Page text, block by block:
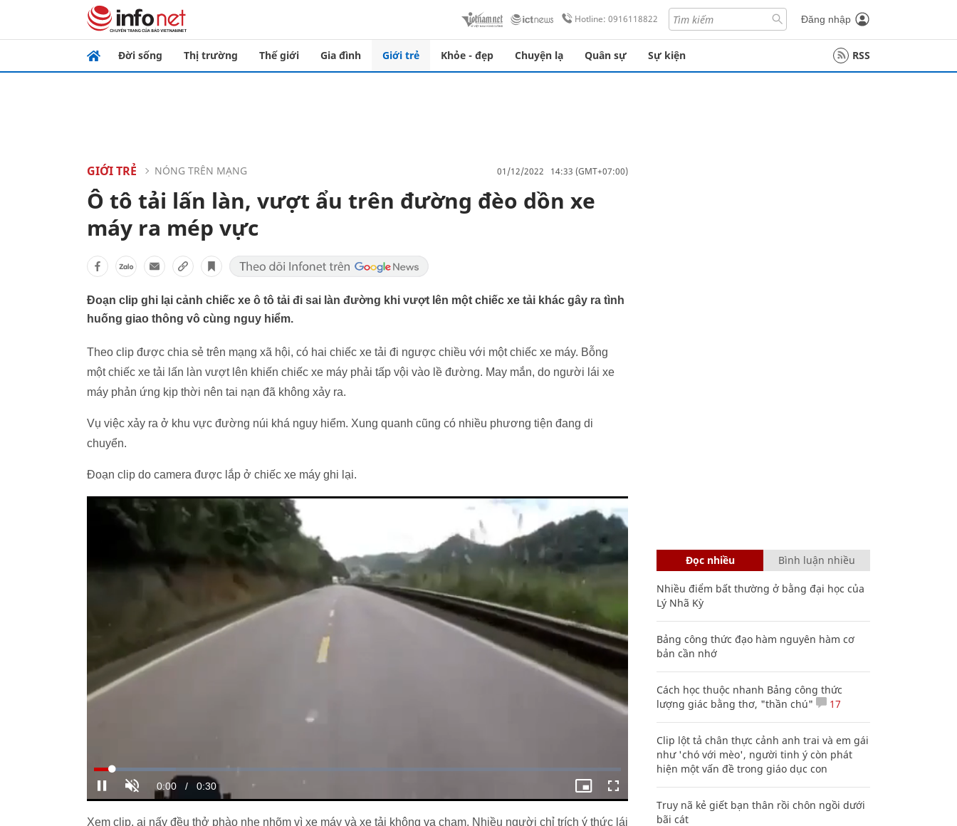
Hotline: 0916118822 Đăng nhập
Đời sống Thị trường Thế giới Gia đình Giới trẻ Khỏe - đẹp Chuyện lạ Quân sự Sự kiện RSS
GIỚI TRẺ NÓNG TRÊN MẠNG 01/12/2022 14:33 (GMT+07:00)
Ô tô tải lấn làn, vượt ẩu trên đường đèo dồn xe
máy ra mép vực
Đoạn clip ghi lại cảnh chiếc xe ô tô tải đi sai làn đường khi vượt lên một chiếc xe tải khác gây ra tình
huống giao thông vô cùng nguy hiểm.
Theo clip được chia sẻ trên mạng xã hội, có hai chiếc xe tải đi ngược chiều với một chiếc xe máy. Bỗng
một chiếc xe tải lấn làn vượt lên khiến chiếc xe máy phải tấp vội vào lề đường. May mắn, do người lái xe
máy phản ứng kịp thời nên tai nạn đã không xảy ra.
Vụ việc xảy ra ở khu vực đường núi khá nguy hiểm. Xung quanh cũng có nhiều phương tiện đang di
chuyển.
Đoạn clip do camera được lắp ở chiếc xe máy ghi lại.
Xem clip, ai nấy đều thở phào nhẹ nhõm vì xe máy và xe tải không va chạm. Nhiều người chỉ trích ý thức lái
Đọc nhiều Bình luận nhiều
Nhiều điểm bất thường ở bằng đại học của
Lý Nhã Kỳ
Bảng công thức đạo hàm nguyên hàm cơ
bản cần nhớ
Cách học thuộc nhanh Bảng công thức
lượng giác bằng thơ, "thần chú"
17
Clip lột tả chân thực cảnh anh trai và em gái
như 'chó với mèo', người tinh ý còn phát
hiện một vấn đề trong giáo dục con
Truy nã kẻ giết bạn thân rồi chôn ngồi dưới
bãi cát